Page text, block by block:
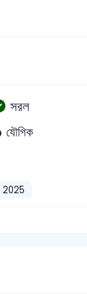
সরল
যৌগিক
2025